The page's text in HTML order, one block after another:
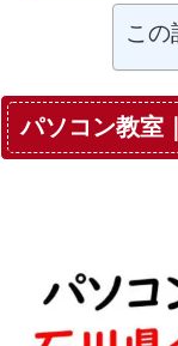
この
パソコン教室